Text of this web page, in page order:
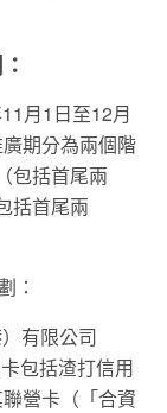
11 月1 日至12月
期分為兩個階
包括首尾兩
括首尾兩
：
有限公司
包括渣打信用
營卡（「合資